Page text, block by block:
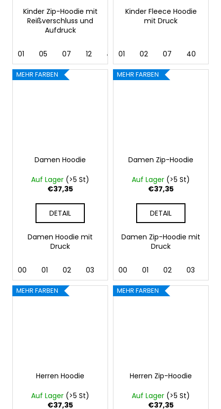
Kinder Zip-Hoodie mit
Reißverschluss und
Aufdruck
01 05 07 12 40 44 62
Kinder Fleece Hoodie
mit Druck
01 02 07 40
MEHR FARBEN
Damen Hoodie
Auf Lager (>5 St)
€37,35
DETAIL
Damen Hoodie mit
Druck
00 01 02 03 06 07
MEHR FARBEN
Damen Zip-Hoodie
Auf Lager (>5 St)
€37,35
DETAIL
Damen Zip-Hoodie mit
Druck
00 01 02 03
MEHR FARBEN
Herren Hoodie
Auf Lager (>5 St)
€37,35
MEHR FARBEN
Herren Zip-Hoodie
Auf Lager (>5 St)
€37,35